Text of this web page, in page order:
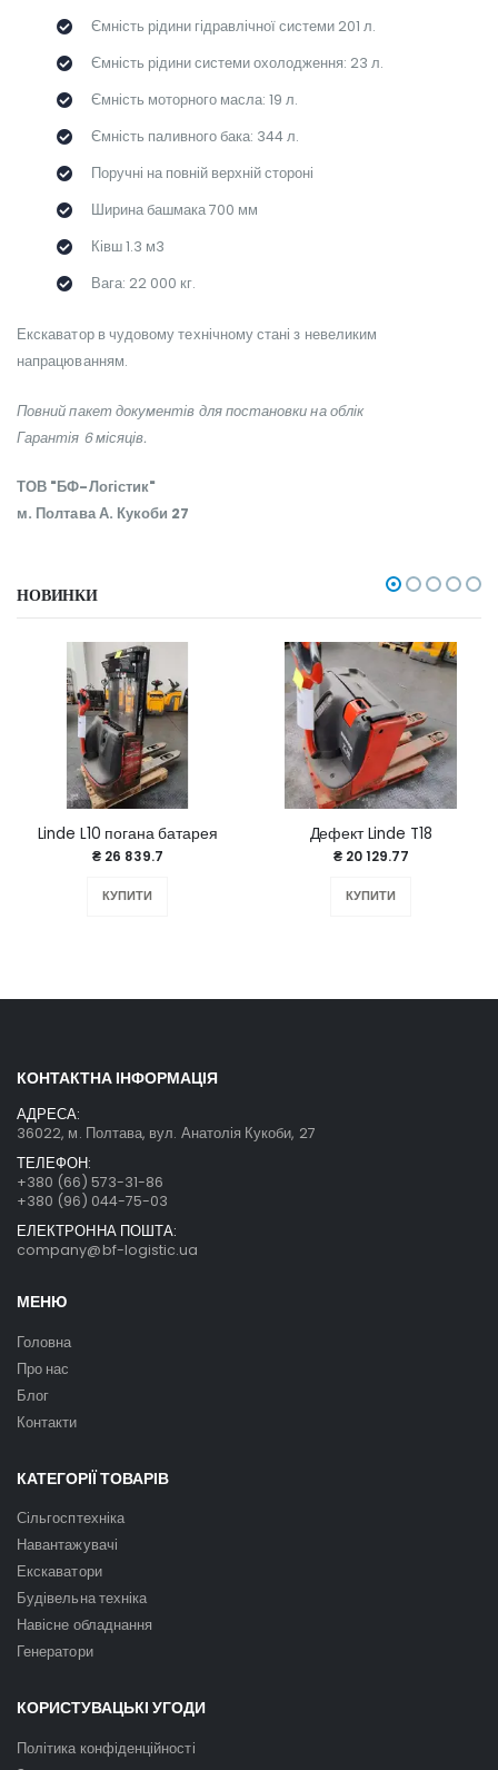
Ємність рідини гідравлічної системи 201 л.
Ємність рідини системи охолодження: 23 л.
Ємність моторного масла: 19 л.
Ємність паливного бака: 344 л.
Поручні на повній верхній стороні
Ширина башмака 700 мм
Ківш 1.3 м3
Вага: 22 000 кг.
Екскаватор в чудовому технічному стані з невеликим
напрацюванням.
Повний пакет документів для постановки на облік
Гарантія 6 місяців.
ТОВ "БФ-Логістик"
м. Полтава А. Кукоби 27
НОВИНКИ
Linde L10 погана батарея
₴ 26 839.7
КУПИТИ
Дефект Linde T18
₴ 20 129.77
КУПИТИ
КОНТАКТНА ІНФОРМАЦІЯ
АДРЕСА:
36022, м. Полтава, вул. Анатолія Кукоби, 27
ТЕЛЕФОН:
+380 (66) 573-31-86
+380 (96) 044-75-03
ЕЛЕКТРОННА ПОШТА:
company@bf-logistic.ua
МЕНЮ
Головна
Про нас
Блог
Контакти
КАТЕГОРІЇ ТОВАРІВ
Сільгосптехніка
Навантажувачі
Екскаватори
Будівельна техніка
Навісне обладнання
Генератори
КОРИСТУВАЦЬКІ УГОДИ
Політика конфіденційності